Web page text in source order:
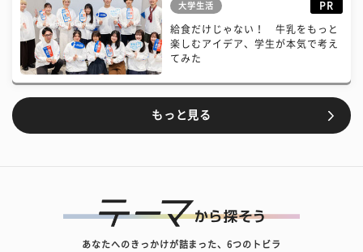
大学生活 PR
給食だけじゃない！ 牛乳をもっと
楽しむアイデア、学生が本気で考え
てみた
もっと見る
あなたへのきっかけが詰まった、6つのトビラ